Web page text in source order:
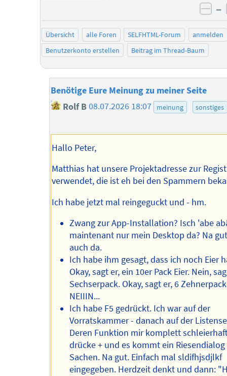
–
Übersicht alle Foren SELFHTML-Forum
anmelden
Benutzerkonto erstellen
Beitrag im Thread-Baum
Benötige Eure Meinung zu meiner Seite
Rolf B 08.07.2026 18:07 meinung sonstiges
Hallo Peter,
Matthias hat unsere Projektadresse zur
verwendet, die ist eh bei den Spammern
Ich habe jetzt mal reingeguckt und - hm.
Zwang zur App-Installation? Isch 'abe
maintenant nur mein Desktop da? Na
auch da.
Ich habe ihm gesagt, dass ich noch Eier
Okay, sagt er, ein 10er Pack Eier. Nein,
Sechserpack. Okay, sagt er, 6
NEIIIN...
Ich habe F5 gedrückt. Ich war auf der
Vorratskammer - danach auf der
Deren Funktion mir komplett
drücke + und es kommt ein
Sachen. Na gut. Einfach mal sldifhjsdjlkf
eingegeben. Herdzeit denkt und dann: